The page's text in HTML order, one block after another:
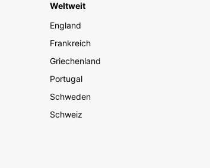
Weltweit
England
Frankreich
Griechenland
Portugal
Schweden
Schweiz